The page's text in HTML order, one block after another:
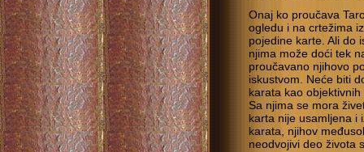
Onaj ko proučava
ogledu i na crtežima
pojedine karte. Ali do
njima može doći tek
proučavano njihovo
iskustvom. Neće biti
karata kao
Sa njima se mora
karta nije usamljena i
karata, njihov
neodvojivi deo života